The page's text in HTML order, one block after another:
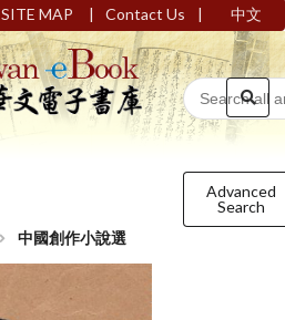
SITE MAP | Contact Us | 中文
Advanced
Search
中國創作小說選